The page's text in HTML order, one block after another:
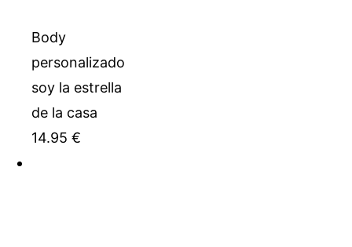
Body
personalizado
soy la estrella
de la casa
14.95 €